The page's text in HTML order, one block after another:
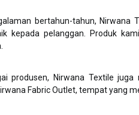
bertahun-tahun,
kepada pelanggan. Produk
produsen, Nirwana Textile
Fabric Outlet, tempat yang